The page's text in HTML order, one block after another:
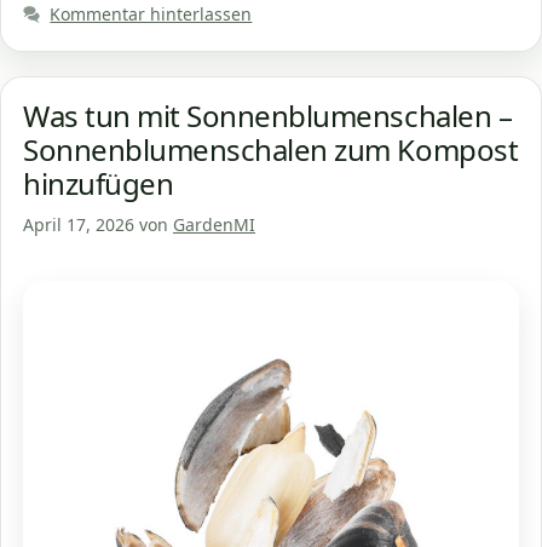
Kommentar hinterlassen
Was tun mit Sonnenblumenschalen –
Sonnenblumenschalen zum Kompost
hinzufügen
April 17, 2026 von GardenMI